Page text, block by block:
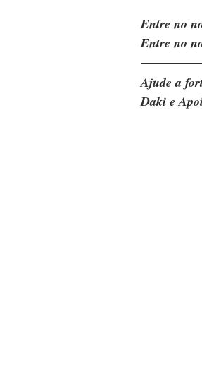
Entre no
Entre no
Ajude a
Daki e